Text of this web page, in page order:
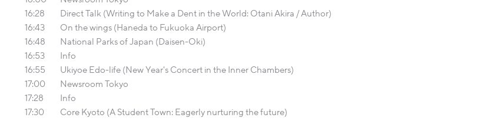
16:28
Direct Talk (Writing to Make a Dent in the World: Otani Akira / Author)
16:43
On the wings (Haneda to Fukuoka Airport)
16:48
National Parks of Japan (Daisen-Oki)
16:53
Info
16:55
Ukiyoe Edo-life (New Year's Concert in the Inner Chambers)
17:00
Newsroom Tokyo
17:28
Info
17:30
Core Kyoto (A Student Town: Eagerly nurturing the future)